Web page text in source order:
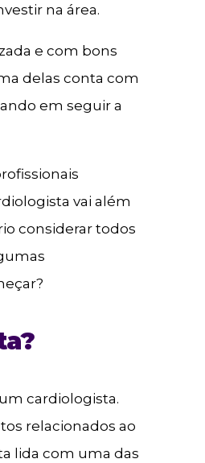
na área.
e com bons
delas conta com
em seguir a
vai além
considerar todos
cardiologista.
relacionados ao
lida com uma das